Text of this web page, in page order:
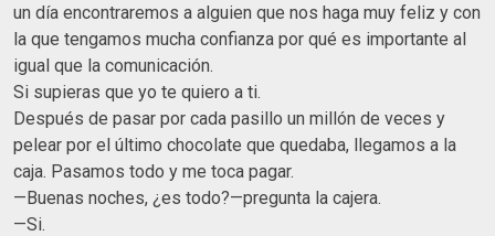
un día encontraremos a alguien que nos haga muy feliz y con
la que tengamos mucha confianza por qué es importante al
igual que la comunicación.
Si supieras que yo te quiero a ti.
Después de pasar por cada pasillo un millón de veces y
pelear por el último chocolate que quedaba, llegamos a la
caja. Pasamos todo y me toca pagar.
—Buenas noches, ¿es todo?—pregunta la cajera.
—Si.